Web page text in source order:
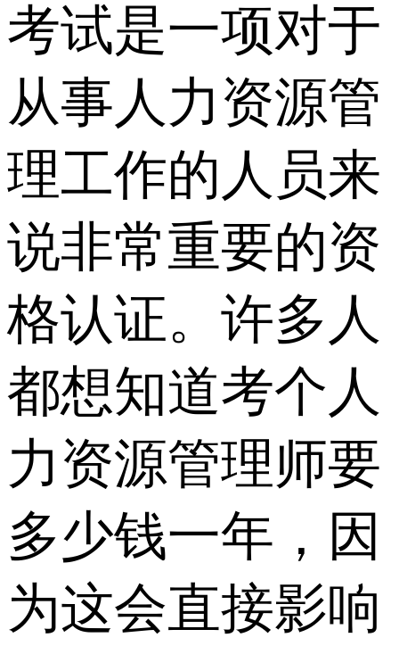
考试是一项对于
从事人力资源管
理工作的人员来
说非常重要的资
格认证。许多人
都想知道考个人
力资源管理师要
多少钱一年，因
为这会直接影响